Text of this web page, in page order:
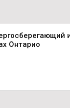
Онтарио